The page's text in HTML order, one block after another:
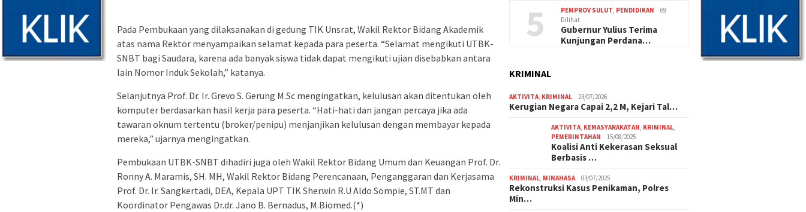
Pada Pembukaan yang dilaksanakan di gedung TIK Unsrat, Wakil Rektor Bidang Akademik
atas nama Rektor menyampaikan selamat kepada para peserta. “Selamat mengikuti UTBK-
SNBT bagi Saudara, karena ada banyak siswa tidak dapat mengikuti ujian disebabkan antara
lain Nomor Induk Sekolah,” katanya.
Selanjutnya Prof. Dr. Ir. Grevo S. Gerung M.Sc mengingatkan, kelulusan akan ditentukan oleh
komputer berdasarkan hasil kerja para peserta. “Hati-hati dan jangan percaya jika ada
tawaran oknum tertentu (broker/penipu) menjanjikan kelulusan dengan membayar kepada
mereka,” ujarnya mengingatkan.
Pembukaan UTBK-SNBT dihadiri juga oleh Wakil Rektor Bidang Umum dan Keuangan Prof. Dr.
Ronny A. Maramis, SH. MH, Wakil Rektor Bidang Perencanaan, Penganggaran dan Kerjasama
Prof. Dr. Ir. Sangkertadi, DEA, Kepala UPT TIK Sherwin R.U Aldo Sompie, ST.MT dan
Koordinator Pengawas Dr.dr. Jano B. Bernadus, M.Biomed.(*)
5 PEMPROV SULUT, PENDIDIKAN
69
Dilihat
Gubernur Yulius Terima
Kunjungan Perdana…
KRIMINAL
AKTIVITA, KRIMINAL 23/07/2026
Kerugian Negara Capai 2,2 M, Kejari Tal…
AKTIVITA, KEMASYARAKATAN, KRIMINAL,
PEMERINTAHAN
15/08/2025
Koalisi Anti Kekerasan Seksual
Berbasis …
KRIMINAL, MINAHASA 03/07/2025
Rekonstruksi Kasus Penikaman, Polres
Min…